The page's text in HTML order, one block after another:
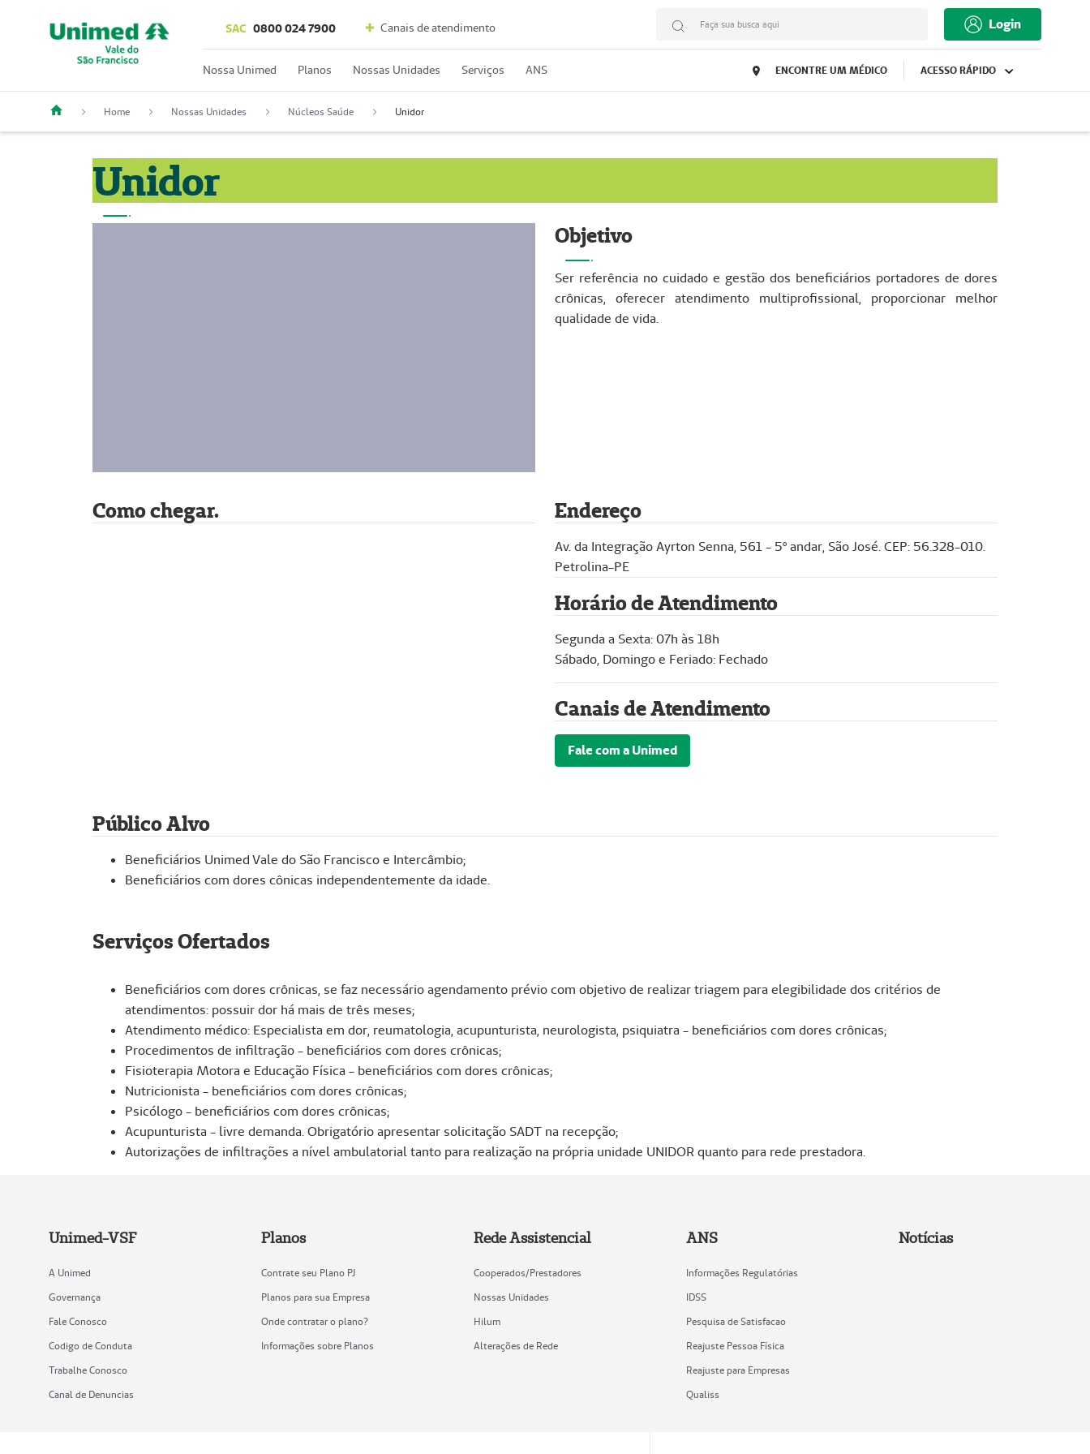
SAC 0800 024 7900 Canais de atendimento Faça sua busca aqui Login
Nossa Unimed Planos Nossas Unidades Serviços ANS ENCONTRE UM MÉDICO ACESSO RÁPIDO
Home Nossas Unidades Núcleos Saúde Unidor
Unidor
Objetivo
Ser referência no cuidado e gestão dos beneficiários portadores de dores
crônicas, oferecer atendimento multiprofissional, proporcionar melhor
qualidade de vida.
Como chegar. Endereço
Av. da Integração Ayrton Senna, 561 - 5º andar, São José. CEP: 56.328-010.
Petrolina-PE
Horário de Atendimento
Segunda a Sexta: 07h às 18h
Sábado, Domingo e Feriado: Fechado
Canais de Atendimento
Fale com a Unimed
Público Alvo
Beneficiários Unimed Vale do São Francisco e Intercâmbio;
Beneficiários com dores cônicas independentemente da idade.
Serviços Ofertados
Beneficiários com dores crônicas, se faz necessário agendamento prévio com objetivo de realizar triagem para elegibilidade dos critérios de
atendimentos: possuir dor há mais de três meses;
Atendimento médico: Especialista em dor, reumatologia, acupunturista, neurologista, psiquiatra - beneficiários com dores crônicas;
Procedimentos de infiltração - beneficiários com dores crônicas;
Fisioterapia Motora e Educação Física - beneficiários com dores crônicas;
Nutricionista - beneficiários com dores crônicas;
Psicólogo - beneficiários com dores crônicas;
Acupunturista - livre demanda. Obrigatório apresentar solicitação SADT na recepção;
Autorizações de infiltrações a nível ambulatorial tanto para realização na própria unidade UNIDOR quanto para rede prestadora.
Unimed-VSF
A Unimed
Governança
Fale Conosco
Codigo de Conduta
Trabalhe Conosco
Canal de Denuncias
Planos
Contrate seu Plano PJ
Planos para sua Empresa
Onde contratar o plano?
Informações sobre Planos
Rede Assistencial
Cooperados/Prestadores
Nossas Unidades
Hilum
Alterações de Rede
ANS
Informações Regulatórias
IDSS
Pesquisa de Satisfacao
Reajuste Pessoa Física
Reajuste para Empresas
Qualiss
Notícias